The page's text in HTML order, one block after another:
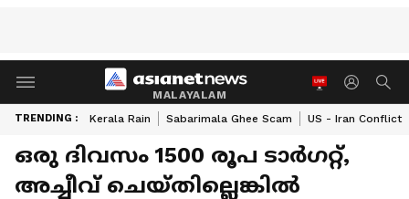
MALAYALAM
TRENDING : Kerala Rain Sabarimala Ghee Scam US - Iran Conflict
ഒരു ദിവസം 1500 രൂപ ടാർഗറ്റ്,
അച്ചീവ് ചെയ്തില്ലെങ്കിൽ